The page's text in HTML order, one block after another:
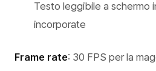
Testo leggibile a schermo
incorporate
Frame rate: 30 FPS per la